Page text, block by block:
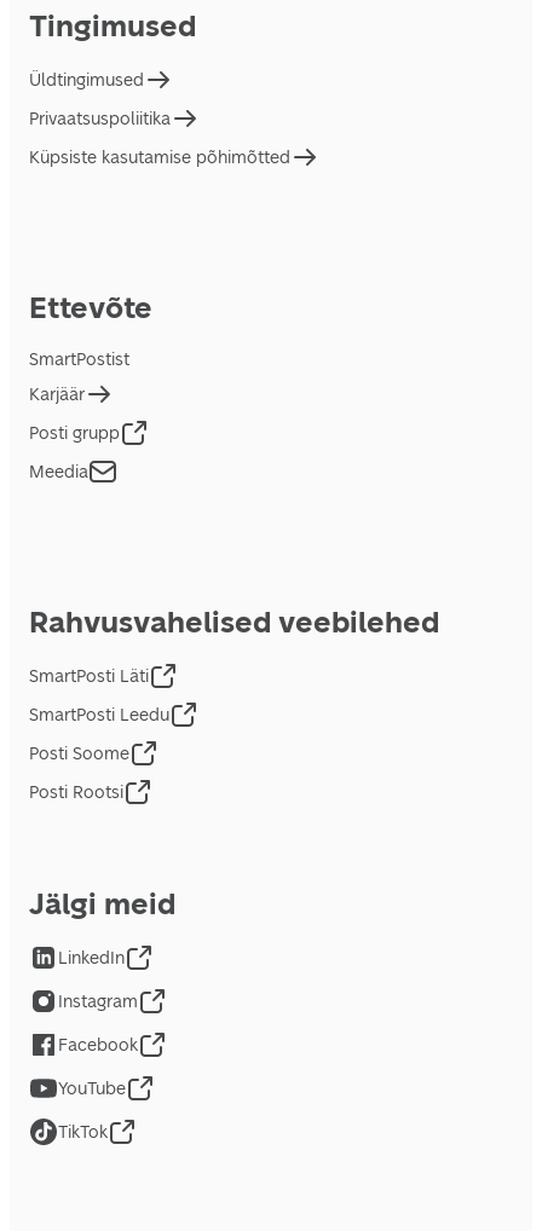
Tingimused
Üldtingimused
Privaatsuspoliitika
Küpsiste kasutamise põhimõtted
Ettevõte
SmartPostist
Karjäär
Posti grupp
Meedia
Rahvusvahelised veebilehed
SmartPosti Läti
SmartPosti Leedu
Posti Soome
Posti Rootsi
Jälgi meid
LinkedIn
Instagram
Facebook
YouTube
TikTok